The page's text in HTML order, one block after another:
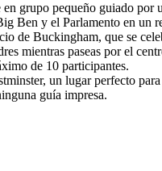
grupo pequeño guiado por
Ben y el Parlamento en un
de Buckingham, que se
mientras paseas por el
de 10 participantes.
un lugar perfecto
guía impresa.